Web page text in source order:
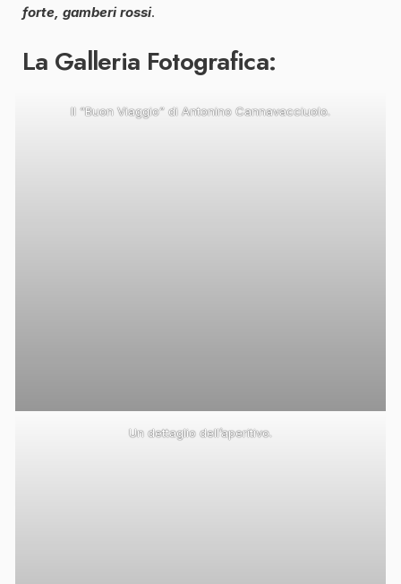
forte, gamberi rossi.
La Galleria Fotografica:
Il “Buon Viaggio” di Antonino Cannavacciuolo.
Un dettaglio dell’aperitivo.